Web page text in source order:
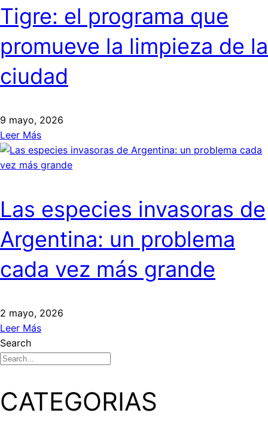
Tigre: el programa que
promueve la limpieza de la
ciudad
9 mayo, 2026
Leer Más
Las especies invasoras de
Argentina: un problema
cada vez más grande
2 mayo, 2026
Leer Más
Search
CATEGORIAS